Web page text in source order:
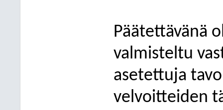
Päätettävänä
valmisteltu
asetettuja
velvoitteiden